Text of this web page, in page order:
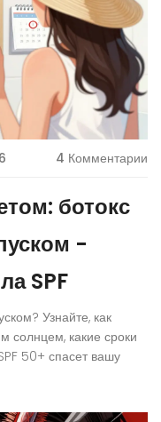
4 Комментарии
ботокс
-
SPF
Узнайте, как
солнцем, какие сроки
50+ спасет вашу